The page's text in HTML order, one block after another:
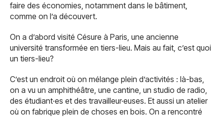
faire des économies, notamment dans le bâtiment,
comme on l’a découvert.
On a d’abord visité Césure à Paris, une ancienne
université transformée en tiers-lieu. Mais au fait, c’est quoi
un tiers-lieu?
C’est un endroit où on mélange plein d’activités : là-bas,
on a vu un amphithéâtre, une cantine, un studio de radio,
des étudiant·es et des travailleur·euses. Et aussi un atelier
où on fabrique plein de choses en bois. On a rencontré